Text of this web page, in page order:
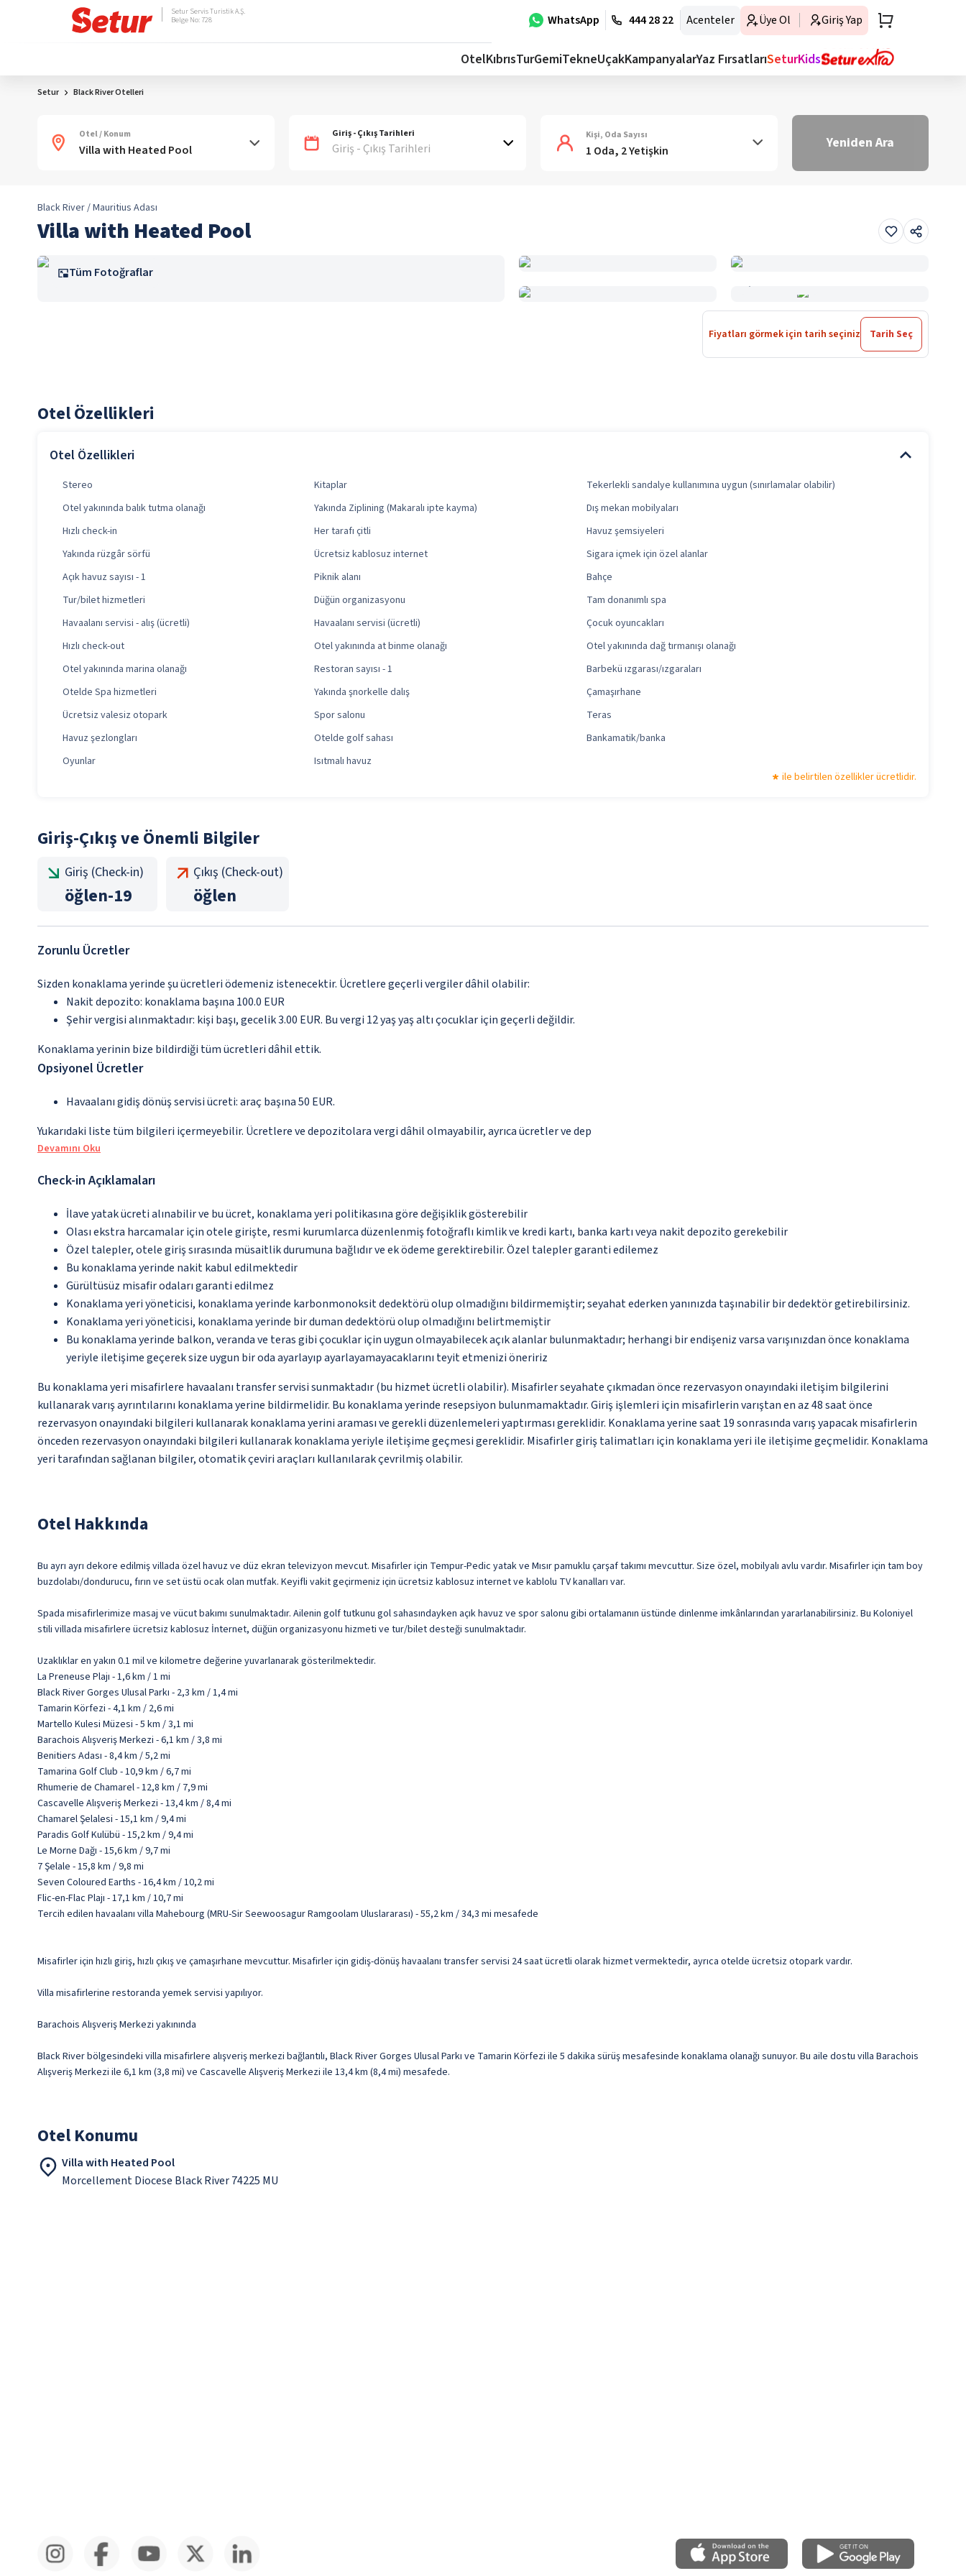
WhatsApp 444 28 22 Acenteler Üye Ol Giriş Yap
Setur Servis Turistik A.Ş.
Belge No: 728
OtelKıbrısTurGemiTekneUçakKampanyalarYaz FırsatlarıSeturKids
Setur Black River Otelleri
Otel / Konum Giriş - Çıkış Tarihleri
Giriş - Çıkış Tarihleri
Kişi, Oda Sayısı
1 Oda, 2 Yetişkin Yeniden Ara
Black River / Mauritius Adası
Villa with Heated Pool
Tüm Fotoğraflar
Fiyatları görmek için tarih seçiniz Tarih Seç
Otel Özellikleri
Otel Özellikleri
Stereo Kitaplar
Tekerlekli sandalye kullanımına uygun (sınırlamalar olabilir)
Otel yakınında balık tutma olanağı
Yakında Ziplining (Makaralı ipte kayma)
Dış mekan mobilyaları
Hızlı check-in
Her tarafı çitli
Havuz şemsiyeleri
Yakında rüzgâr sörfü
Ücretsiz kablosuz internet
Sigara içmek için özel alanlar
Açık havuz sayısı - 1
Piknik alanı
Bahçe
Tur/bilet hizmetleri
Düğün organizasyonu
Tam donanımlı spa
Havaalanı servisi - alış (ücretli)
Havaalanı servisi (ücretli)
Çocuk oyuncakları
Hızlı check-out
Otel yakınında at binme olanağı
Otel yakınında dağ tırmanışı olanağı
Otel yakınında marina olanağı
Restoran sayısı - 1
Barbekü ızgarası/ızgaraları
Otelde Spa hizmetleri
Yakında şnorkelle dalış
Çamaşırhane
Ücretsiz valesiz otopark
Spor salonu
Teras
Havuz şezlongları
Otelde golf sahası
Bankamatik/banka
Oyunlar
Isıtmalı havuz
ile belirtilen özellikler ücretlidir.
Giriş-Çıkış ve Önemli Bilgiler
Giriş (Check-in)
öğlen-19
Çıkış (Check-out)
öğlen
Zorunlu Ücretler
Sizden konaklama yerinde şu ücretleri ödemeniz istenecektir. Ücretlere geçerli vergiler dâhil olabilir:
Nakit depozito: konaklama başına 100.0 EUR
Şehir vergisi alınmaktadır: kişi başı, gecelik 3.00 EUR. Bu vergi 12 yaş yaş altı çocuklar için geçerli değildir.
Konaklama yerinin bize bildirdiği tüm ücretleri dâhil ettik.
Opsiyonel Ücretler
Havaalanı gidiş dönüş servisi ücreti: araç başına 50 EUR.
Yukarıdaki liste tüm bilgileri içermeyebilir. Ücretlere ve depozitolara vergi dâhil olmayabilir, ayrıca ücretler ve dep
Devamını Oku
Check-in Açıklamaları
İlave yatak ücreti alınabilir ve bu ücret, konaklama yeri politikasına göre değişiklik gösterebilir
Olası ekstra harcamalar için otele girişte, resmi kurumlarca düzenlenmiş fotoğraflı kimlik ve kredi kartı, banka kartı veya nakit depozito gerekebilir
Özel talepler, otele giriş sırasında müsaitlik durumuna bağlıdır ve ek ödeme gerektirebilir. Özel talepler garanti edilemez
Bu konaklama yerinde nakit kabul edilmektedir
Gürültüsüz misafir odaları garanti edilmez
Konaklama yeri yöneticisi, konaklama yerinde karbonmonoksit dedektörü olup olmadığını bildirmemiştir; seyahat ederken yanınızda taşınabilir bir dedektör getirebilirsiniz.
Konaklama yeri yöneticisi, konaklama yerinde bir duman dedektörü olup olmadığını belirtmemiştir
Bu konaklama yerinde balkon, veranda ve teras gibi çocuklar için uygun olmayabilecek açık alanlar bulunmaktadır; herhangi bir endişeniz varsa varışınızdan önce konaklama
yeriyle iletişime geçerek size uygun bir oda ayarlayıp ayarlayamayacaklarını teyit etmenizi öneririz
Bu konaklama yeri misafirlere havaalanı transfer servisi sunmaktadır (bu hizmet ücretli olabilir). Misafirler seyahate çıkmadan önce rezervasyon onayındaki iletişim bilgilerini
kullanarak varış ayrıntılarını konaklama yerine bildirmelidir. Bu konaklama yerinde resepsiyon bulunmamaktadır. Giriş işlemleri için misafirlerin varıştan en az 48 saat önce
rezervasyon onayındaki bilgileri kullanarak konaklama yerini araması ve gerekli düzenlemeleri yaptırması gereklidir. Konaklama yerine saat 19 sonrasında varış yapacak misafirlerin
önceden rezervasyon onayındaki bilgileri kullanarak konaklama yeriyle iletişime geçmesi gereklidir. Misafirler giriş talimatları için konaklama yeri ile iletişime geçmelidir. Konaklama
yeri tarafından sağlanan bilgiler, otomatik çeviri araçları kullanılarak çevrilmiş olabilir.
Otel Hakkında
Bu ayrı ayrı dekore edilmiş villada özel havuz ve düz ekran televizyon mevcut. Misafirler için Tempur-Pedic yatak ve Mısır pamuklu çarşaf takımı mevcuttur. Size özel, mobilyalı avlu vardır. Misafirler için tam boy
buzdolabı/dondurucu, fırın ve set üstü ocak olan mutfak. Keyifli vakit geçirmeniz için ücretsiz kablosuz internet ve kablolu TV kanalları var.
Spada misafirlerimize masaj ve vücut bakımı sunulmaktadır. Ailenin golf tutkunu gol sahasındayken açık havuz ve spor salonu gibi ortalamanın üstünde dinlenme imkânlarından yararlanabilirsiniz. Bu Koloniyel
stili villada misafirlere ücretsiz kablosuz İnternet, düğün organizasyonu hizmeti ve tur/bilet desteği sunulmaktadır.
Uzaklıklar en yakın 0.1 mil ve kilometre değerine yuvarlanarak gösterilmektedir.
La Preneuse Plajı - 1,6 km / 1 mi
Black River Gorges Ulusal Parkı - 2,3 km / 1,4 mi
Tamarin Körfezi - 4,1 km / 2,6 mi
Martello Kulesi Müzesi - 5 km / 3,1 mi
Barachois Alışveriş Merkezi - 6,1 km / 3,8 mi
Benitiers Adası - 8,4 km / 5,2 mi
Tamarina Golf Club - 10,9 km / 6,7 mi
Rhumerie de Chamarel - 12,8 km / 7,9 mi
Cascavelle Alışveriş Merkezi - 13,4 km / 8,4 mi
Chamarel Şelalesi - 15,1 km / 9,4 mi
Paradis Golf Kulübü - 15,2 km / 9,4 mi
Le Morne Dağı - 15,6 km / 9,7 mi
7 Şelale - 15,8 km / 9,8 mi
Seven Coloured Earths - 16,4 km / 10,2 mi
Flic-en-Flac Plajı - 17,1 km / 10,7 mi
Tercih edilen havaalanı villa Mahebourg (MRU-Sir Seewoosagur Ramgoolam Uluslararası) - 55,2 km / 34,3 mi mesafede
Misafirler için hızlı giriş, hızlı çıkış ve çamaşırhane mevcuttur. Misafirler için gidiş-dönüş havaalanı transfer servisi 24 saat ücretli olarak hizmet vermektedir, ayrıca otelde ücretsiz otopark vardır.
Villa misafirlerine restoranda yemek servisi yapılıyor.
Barachois Alışveriş Merkezi yakınında
Black River bölgesindeki villa misafirlere alışveriş merkezi bağlantılı, Black River Gorges Ulusal Parkı ve Tamarin Körfezi ile 5 dakika sürüş mesafesinde konaklama olanağı sunuyor. Bu aile dostu villa Barachois
Alışveriş Merkezi ile 6,1 km (3,8 mi) ve Cascavelle Alışveriş Merkezi ile 13,4 km (8,4 mi) mesafede.
Otel Konumu
Villa with Heated Pool
Morcellement Diocese Black River 74225 MU